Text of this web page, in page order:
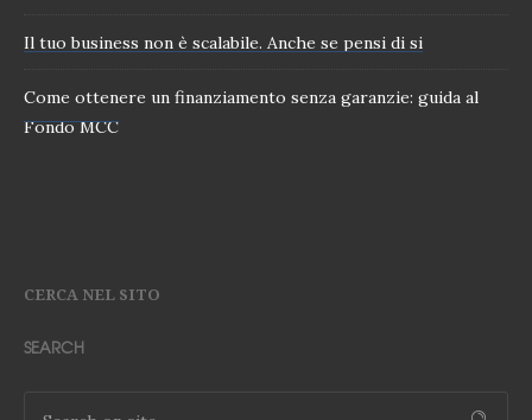
Il tuo business non è scalabile. Anche se pensi di si
Come ottenere un finanziamento senza garanzie: guida al
Fondo MCC
CERCA NEL SITO
SEARCH